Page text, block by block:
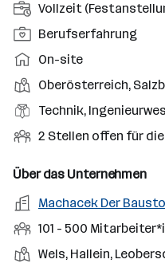
A
n
s
t
e
l
u
g
s
r
t
Vollzeit
P
o
i
t
i
n
e
b
n
Berufserfahrung
A
r
b
e
i
s
m
o
d
e
On-site
D
i
n
t
o
t
e
Oberösterreich,
B
e
u
s
f
l
Technik,
O
f
n
e
S
2 Stellen offen für
Über das Unternehmen
A
r
e
Machacek Der
M
i
t
101 - 500
S
Wels, Hallein,